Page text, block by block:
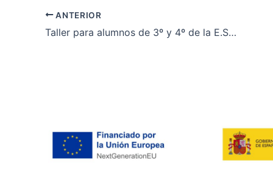
Technology
https://doi.org/10.1016/
2024. Actas del 35 Congreso
de 2024).https://
ANTERIOR
Taller para alumnos de 3º y 4º de la E.S.O en el Colegio Las Huelgas